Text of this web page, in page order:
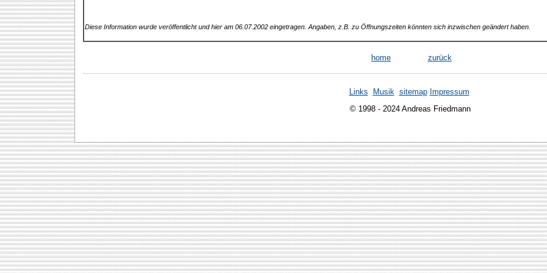
Diese Information wurde veröffentlicht und hier am 06.07.2002 eingetragen. Angaben, z.B. zu Öffnungszeiten könnten sich inzwischen geändert haben.
home zurück
Links Musik sitemap Impressum
© 1998 - 2024 Andreas Friedmann